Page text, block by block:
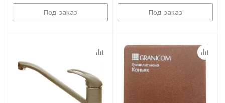
Под заказ Под заказ